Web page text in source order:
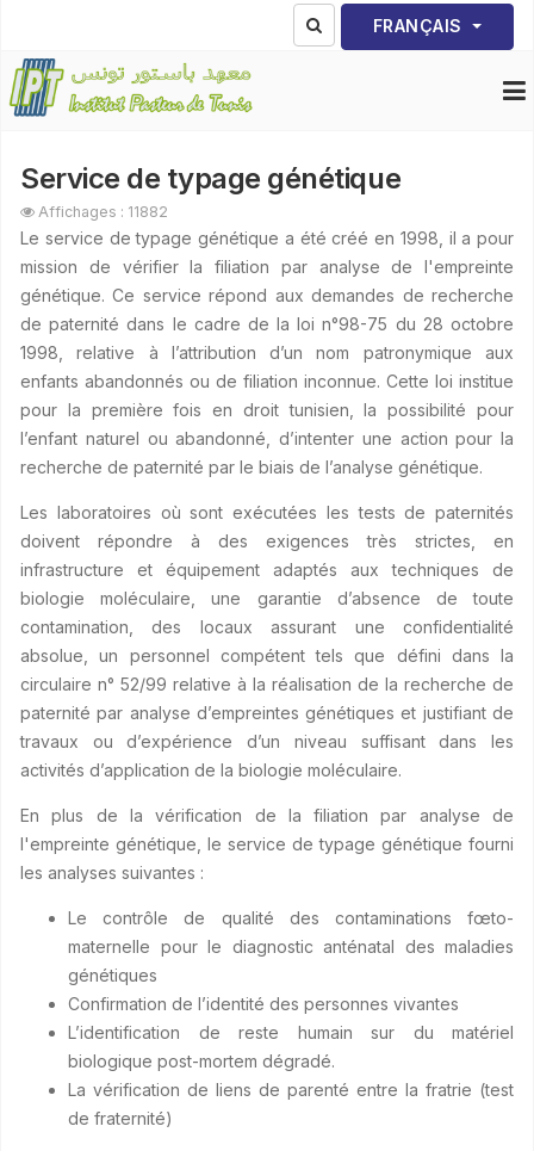
Sélectionnez votre
FRANÇAIS
Service de typage génétique
Affichages : 11882
Le service de typage génétique a été créé en 1998, il a pour
mission de vérifier la filiation par analyse de l'empreinte
génétique. Ce service répond aux demandes de recherche
de paternité dans le cadre de la loi n°98-75 du 28 octobre
1998, relative à l’attribution d’un nom patronymique aux
enfants abandonnés ou de filiation inconnue. Cette loi institue
pour la première fois en droit tunisien, la possibilité pour
l’enfant naturel ou abandonné, d’intenter une action pour la
recherche de paternité par le biais de l’analyse génétique.
Les laboratoires où sont exécutées les tests de paternités
doivent répondre à des exigences très strictes, en
infrastructure et équipement adaptés aux techniques de
biologie moléculaire, une garantie d’absence de toute
contamination, des locaux assurant une confidentialité
absolue, un personnel compétent tels que défini dans la
circulaire n° 52/99 relative à la réalisation de la recherche de
paternité par analyse d’empreintes génétiques et justifiant de
travaux ou d’expérience d’un niveau suffisant dans les
activités d’application de la biologie moléculaire.
En plus de la vérification de la filiation par analyse de
l'empreinte génétique, le service de typage génétique fourni
les analyses suivantes :
Le contrôle de qualité des contaminations fœto-
maternelle pour le diagnostic anténatal des maladies
génétiques
Confirmation de l’identité des personnes vivantes
L’identification de reste humain sur du matériel
biologique post-mortem dégradé.
La vérification de liens de parenté entre la fratrie (test
de fraternité)